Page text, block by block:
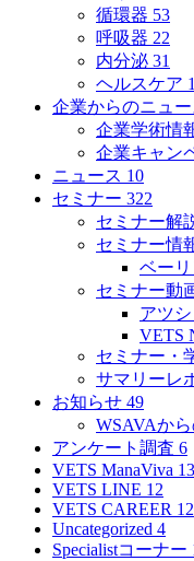
循環器 53
呼吸器 22
内分泌 31
ヘルスケア
企業からのニュー
企業学術情
企業キャン
ニュース 10
セミナー 322
セミナー解
セミナー情
ベー
セミナー動
アツ
VETS
セミナー・
サマリーレ
お知らせ 49
WSAVAか
アンケート調査 6
VETS ManaViva 13
VETS LINE 12
VETS CAREER 12
Uncategorized 4
Specialistコーナー